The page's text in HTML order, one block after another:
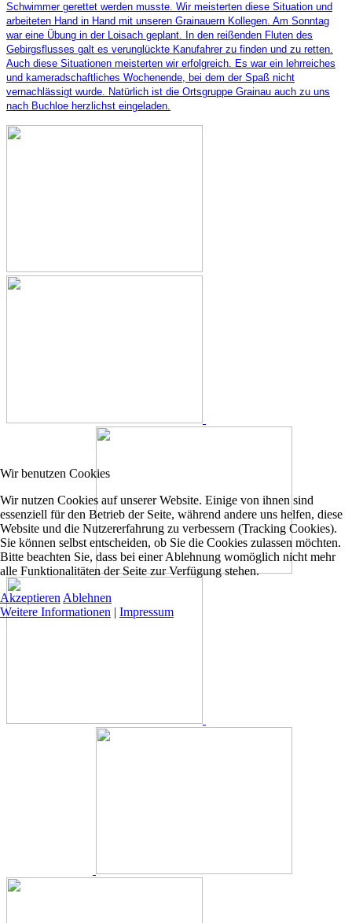
Schwimmer gerettet werden musste. Wir meisterten diese Situation und
arbeiteten Hand in Hand mit unseren Grainauern Kollegen. Am Sonntag
war eine Übung in der Loisach geplant. In den reißenden Fluten des
Gebirgsflusses galt es verunglückte Kanufahrer zu finden und zu retten.
Auch diese Situationen meisterten wir erfolgreich. Es war ein lehrreiches
und kameradschaftliches Wochenende, bei dem der Spaß nicht
vernachlässigt wurde. Natürlich ist die Ortsgruppe Grainau auch zu uns
nach Buchloe herzlichst eingeladen.
Wir benutzen Cookies
Wir nutzen Cookies auf unserer Website. Einige von ihnen sind
essenziell für den Betrieb der Seite, während andere uns helfen, diese
Website und die Nutzererfahrung zu verbessern (Tracking Cookies).
Sie können selbst entscheiden, ob Sie die Cookies zulassen möchten.
Bitte beachten Sie, dass bei einer Ablehnung womöglich nicht mehr
alle Funktionalitäten der Seite zur Verfügung stehen.
Akzeptieren Ablehnen
Weitere Informationen | Impressum